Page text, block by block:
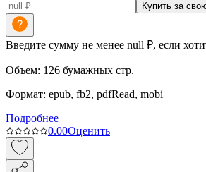
Купить за
Введите сумму не менее null ₽, если
Объем: 126 бумажных стр.
Формат: epub, fb2, pdfRead, mobi
Подробнее
0.00Оценить